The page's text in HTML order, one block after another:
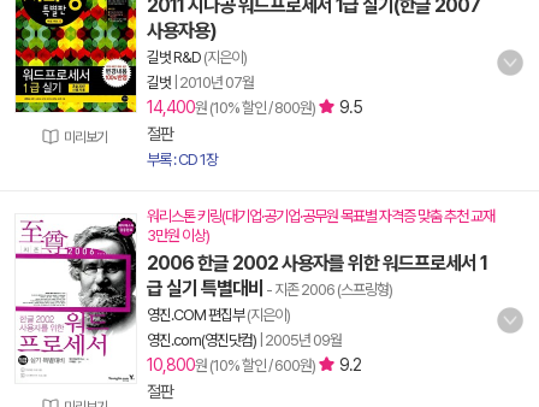
미리보기
2011 시나공 워드프로세서 1급 실기(한글 2007
사용자용)
길벗 R&D (지은이)
길벗 2010년 07월
14,400원 (10% 할인 / 800원)
9.5
절판
부록 : CD 1장
워리스톤 키링(대기업·공기업·공무원 목표별 자격증 맞춤 추천 교재
3만원 이상)
2006 한글 2002 사용자를 위한 워드프로세서 1
급 실기 특별대비 - 지존 2006 (스프링형)
영진.COM 편집부(지은이)
영진.com(영진닷컴) 2005년 09월
10,800원 (10% 할인 / 600원)
9.2
절판